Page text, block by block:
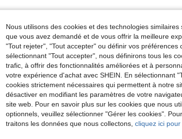
Nous utilisons des cookies et des technologies
que vous avez demandé et de vous offrir la meilleure
"Tout rejeter", "Tout accepter" ou définir vos
sélectionnant "Tout accepter", nous définirons tous les
trafic, à offrir des fonctionnalités améliorées et à
votre expérience d'achat avec SHEIN. En sélectionnant
cookies strictement nécessaires qui permettent à notre
désactiver en modifiant les paramètres de votre
site web. Pour en savoir plus sur les cookies que nous
optionnels, veuillez sélectionner "Gérer les cookies".
traitons les données que nous collectons, cliquez ici